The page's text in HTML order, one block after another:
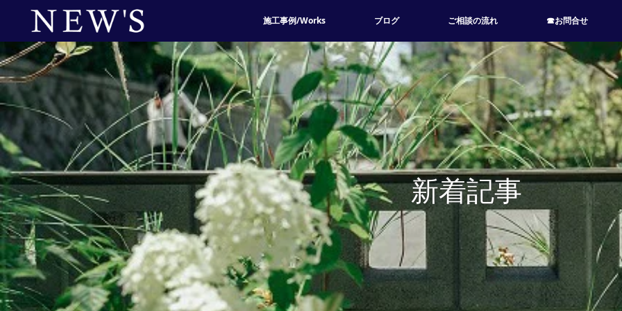
施工事例/Works ブログ ご相談の流れ ☎お問合せ
新着記事